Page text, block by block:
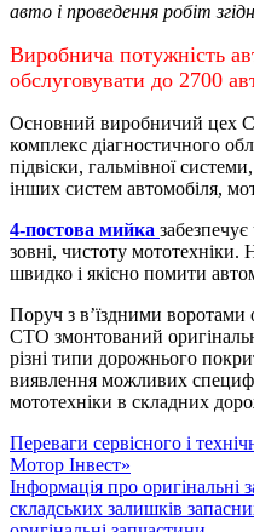
авто і проведення робіт
Виробнича потужність
обслуговувати до 2700
Основний виробничий цех
комплекс діагностичного
підвіски, гальмівної
інших систем автомобіля,
4-постова мийка забезпечує
зовні, чистоту мототехніки.
швидко і якісно помити
Поруч з в’їздними
СТО змонтований
різні типи дорожнього
виявлення можливих
мототехніки в складних
Переваги сервісного і
Мотор Інвест»
Інформація про оригінальні
складських залишків